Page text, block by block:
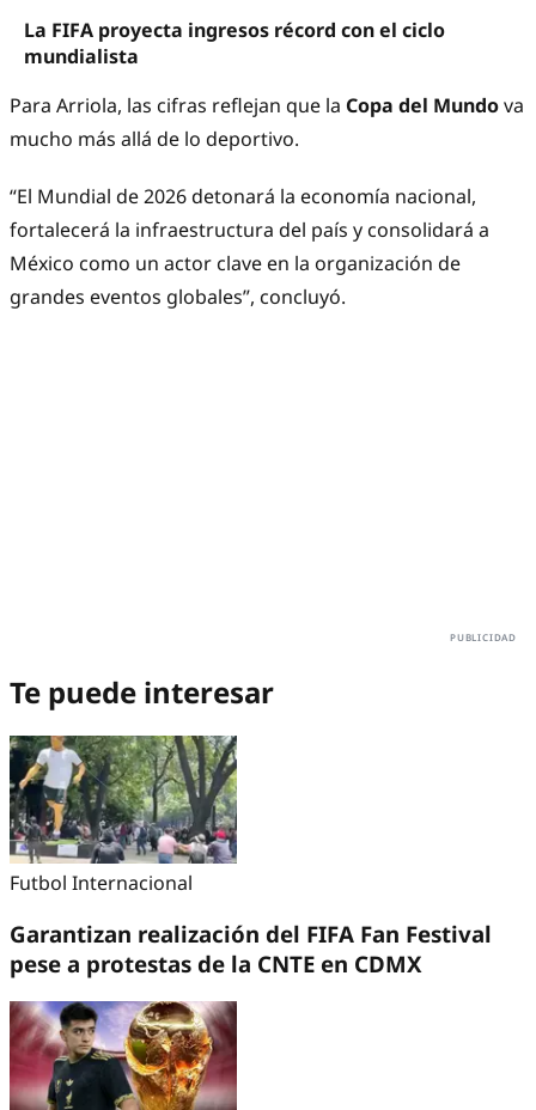
La FIFA proyecta ingresos récord con el ciclo
mundialista
Para Arriola, las cifras reflejan que la Copa del Mundova
mucho más allá de lo deportivo.
“El Mundial de 2026 detonará la economía nacional,
fortalecerá la infraestructura del país y consolidará a
México como un actor clave en la organización de
grandes eventos globales”, concluyó.
Te puede interesar
Futbol Internacional
Garantizan realización del FIFA Fan Festival
pese a protestas de la CNTE en CDMX